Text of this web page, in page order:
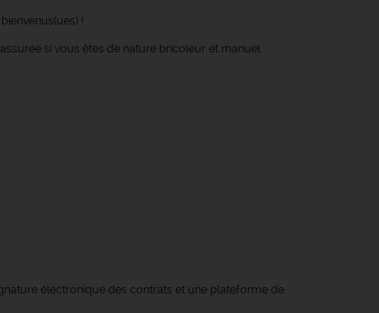
!
si vous êtes de nature bricoleur et manuel.
électronique des contrats et une plateforme de